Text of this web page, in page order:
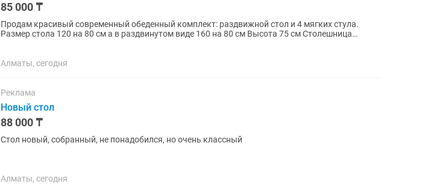
85 000 ₸
Продам красивый современный обеденный комплект: раздвижной стол и 4 мягких стула.
Размер стола 120 на 80 см а в раздвинутом виде 160 на 80 см Высота 75 см Столешница
Алматы, сегодня
Реклама
Новый стол
88 000 ₸
Стол новый, собранный, не понадобился, но очень классный
Алматы, сегодня